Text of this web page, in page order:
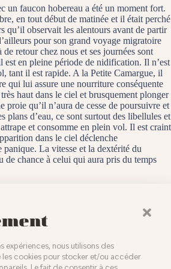
expériences, nous utilisons des
les cookies pour stocker et/ou accéder
un faucon hobereau a été un moment fort.
en tout début de matinée et il était perché
qu’il observait les alentours avant de partir
pour son grand voyage migratoire
retour chez nous et ses journées sont
est en pleine période de nidification. Il n’est
tant il est rapide. A la Petite Camargue, il
qui lui assure une nourriture conséquente
haut dans le ciel et brusquement plonger
proie qu’il n’aura de cesse de poursuivre et
plans d’eau, ce sont surtout des libellules et
et consomme en plein vol. Il est craint
dans le ciel déclenche
La vitesse et la dextérité du
de chance à celui qui aura pris du temps